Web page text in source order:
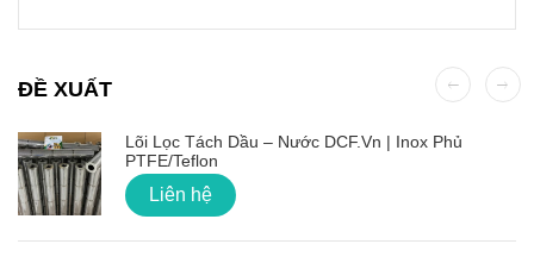
ĐỀ XUẤT
Lõi Lọc Tách Dầu – Nước DCF.vn | Inox Phủ
PTFE/Teflon
Liên hệ